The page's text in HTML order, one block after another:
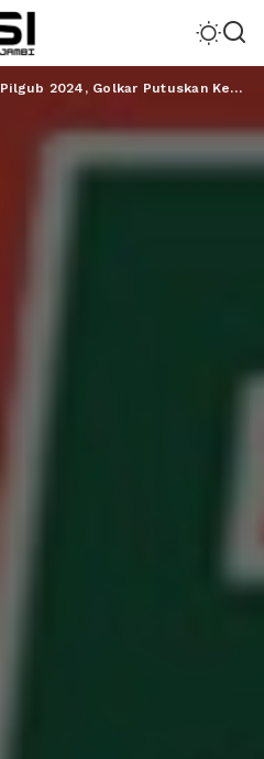
Pilgub 2024, Golkar Putuskan Kembali Usung Arinal